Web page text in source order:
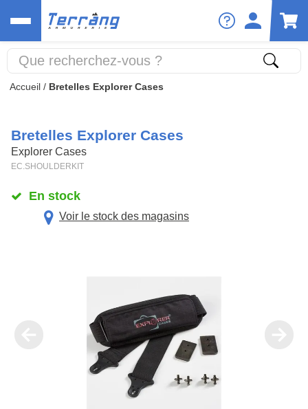
Accueil / Bretelles Explorer Cases
Bretelles Explorer Cases
Explorer Cases
EC.SHOULDERKIT
En stock
Voir le stock des magasins